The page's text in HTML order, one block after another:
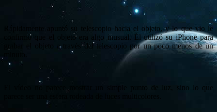
Rápidamente apuntó su telescopio hacia el objeto, y lo que vio le
confirmó que el objeto era algo inusual. Él utilizó su iPhone para
grabar el objeto a través del telescopio por un poco menos de un
El vídeo no parece mostrar un simple punto de luz, sino lo que